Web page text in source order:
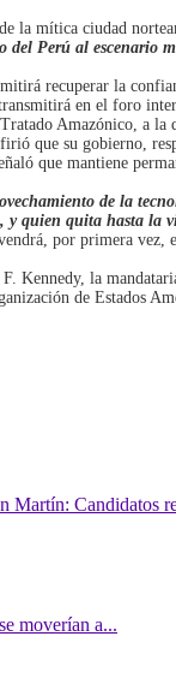
la mítica ciudad
del Perú al escenario
recuperar la
en el foro
Amazónico, a la
que su gobierno,
que mantiene
de la
y quien quita hasta la
por primera
Kennedy, la
de Estados
Martín: Candidatos
moverían a...